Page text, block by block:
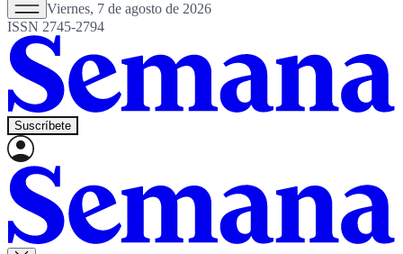
Viernes, 7 de agosto de 2026
ISSN 2745-2794
Suscríbete